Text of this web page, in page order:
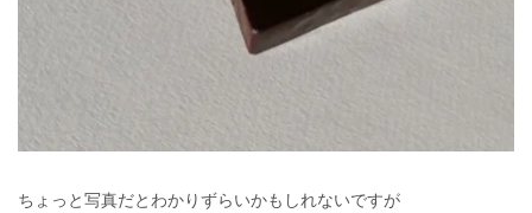
ちょっと写真だとわかりずらいかもしれないですが